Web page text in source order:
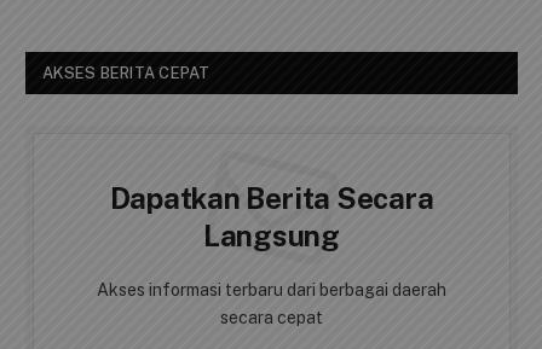
AKSES BERITA CEPAT
Dapatkan Berita Secara
Langsung
Akses informasi terbaru dari berbagai daerah
secara cepat